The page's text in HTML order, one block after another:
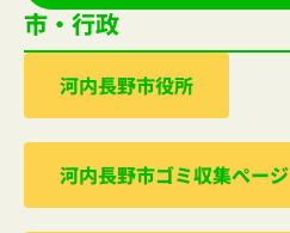
市・行政
河内⻑野市役所
河内⻑野市ゴミ収集ぺージ